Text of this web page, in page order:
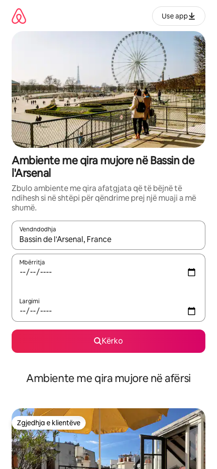
përmbajtja
Use app
Ambiente me qira mujore në Bassin de
l'Arsenal
Zbulo ambiente me qira afatgjata që të bëjnë të
ndihesh si në shtëpi për qëndrime prej një muaji a më
shumë.
Vendndodhja
Kur rezultatet të jenë të disponueshme, lëviz me butonat e
Mbërritja
Largimi
Kërko
Ambiente me qira mujore në afërsi
Zgjedhja e klientëve
Zgjedhja e klientëve